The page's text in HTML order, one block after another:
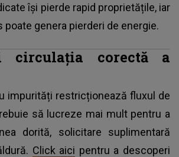
își pierde rapid proprietățile, iar
poate genera pierderi de energie.
circulația corectă a
impurități restricționează fluxul de
să lucreze mai mult pentru a
dorită, solicitare suplimentară
Click aici pentru a descoperi